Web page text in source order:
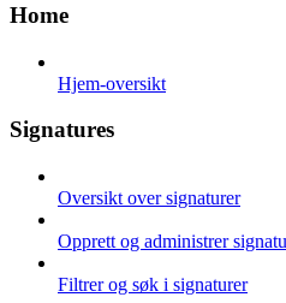
Home
Hjem-oversikt
Signatures
Oversikt over signaturer
Opprett og administrer
Filtrer og søk i signaturer